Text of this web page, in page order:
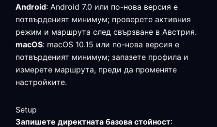
Android: Android 7.0 или по-нова версия е
потвърденият минимум; проверете активния
режим и маршрута след свързване в Австрия.
macOS: macOS 10.15 или по-нова версия е
потвърденият минимум; запазете профила и
измерете маршрута, преди да променяте
настройките.
Setup
Запишете директната базова стойност: